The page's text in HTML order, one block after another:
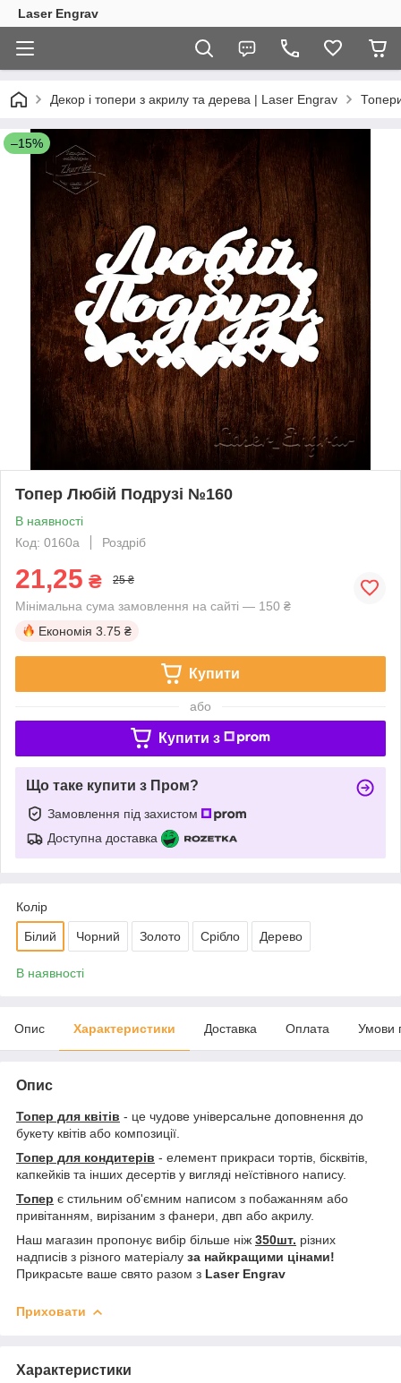
Laser Engrav
Декор і топери з акрилу та дерева | Laser Engrav
–15%
Топер Любій Подрузі №160
В наявності
Код: 0160a
Роздріб
21,25 ₴ 25 ₴
Мінімальна сума замовлення на сайті — 150 ₴
Економія 3.75 ₴
Купити
або
Купити з
Що таке купити з Пром?
Замовлення під захистом
Доступна доставка
Колір
Білий Чорний Золото Срібло Дерево
В наявності
Опис Характеристики Доставка Оплата Умови
Опис
Топер для квітів - це чудове універсальне доповнення до
букету квітів або композиції.
Топер для кондитерів - елемент прикраси тортів, бісквітів,
капкейків та інших десертів у вигляді неїстівного напису.
Топер є стильним об'ємним написом з побажанням або
привітанням, вирізаним з фанери, двп або акрилу.
Наш магазин пропонує вибір більше ніж 350шт. різних
надписів з різного матеріалу за найкращими цінами!
Прикрасьте ваше свято разом з Laser Engrav
Приховати
Характеристики